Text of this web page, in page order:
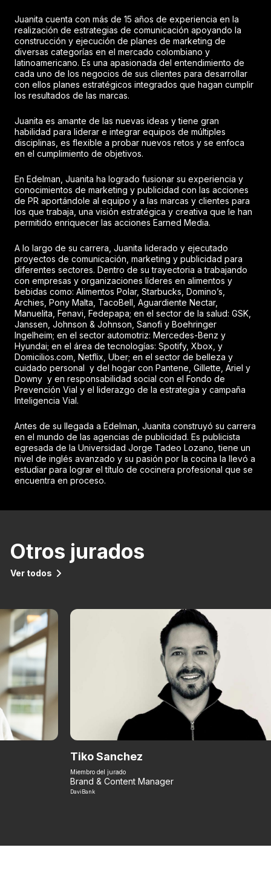
Juanita cuenta con más de 15 años de experiencia en la
realización de estrategias de comunicación apoyando la
construcción y ejecución de planes de marketing de
diversas categorías en el mercado colombiano y
latinoamericano. Es una apasionada del entendimiento de
cada uno de los negocios de sus clientes para desarrollar
con ellos planes estratégicos integrados que hagan cumplir
los resultados de las marcas.
Juanita es amante de las nuevas ideas y tiene gran
habilidad para liderar e integrar equipos de múltiples
disciplinas, es flexible a probar nuevos retos y se enfoca
en el cumplimiento de objetivos.
En Edelman, Juanita ha logrado fusionar su experiencia y
conocimientos de marketing y publicidad con las acciones
de PR aportándole al equipo y a las marcas y clientes para
los que trabaja, una visión estratégica y creativa que le han
permitido enriquecer las acciones Earned Media.
A lo largo de su carrera, Juanita liderado y ejecutado
proyectos de comunicación, marketing y publicidad para
diferentes sectores. Dentro de su trayectoria a trabajando
con empresas y organizaciones líderes en alimentos y
bebidas como: Alimentos Polar, Starbucks, Domino’s,
Archies, Pony Malta, TacoBell, Aguardiente Nectar,
Manuelita, Fenavi, Fedepapa; en el sector de la salud: GSK,
Janssen, Johnson & Johnson, Sanofi y Boehringer
Ingelheim; en el sector automotriz: Mercedes-Benz y
Hyundai; en el área de tecnologías: Spotify, Xbox, y
Domicilios.com, Netflix, Uber; en el sector de belleza y
cuidado personal y del hogar con Pantene, Gillette, Ariel y
Downy y en responsabilidad social con el Fondo de
Prevención Vial y el liderazgo de la estrategia y campaña
Inteligencia Vial.
Antes de su llegada a Edelman, Juanita construyó su carrera
en el mundo de las agencias de publicidad. Es publicista
egresada de la Universidad Jorge Tadeo Lozano, tiene un
nivel de inglés avanzado y su pasión por la cocina la llevó a
estudiar para lograr el título de cocinera profesional que se
encuentra en proceso.
Otros jurados
Ver todos
Tiko Sanchez
Miembro del jurado
Brand & Content Manager
DaviBank